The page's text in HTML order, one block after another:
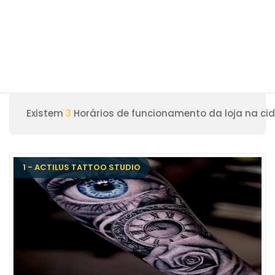
Existem 3 Horários de funcionamento da loja na
1 - ACTILUS TATTOO STUDIO